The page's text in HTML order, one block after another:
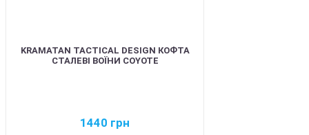
KRAMATAN TACTICAL DESIGN КОФТА
СТАЛЕВІ ВОЇНИ COYOTE
1440 грн